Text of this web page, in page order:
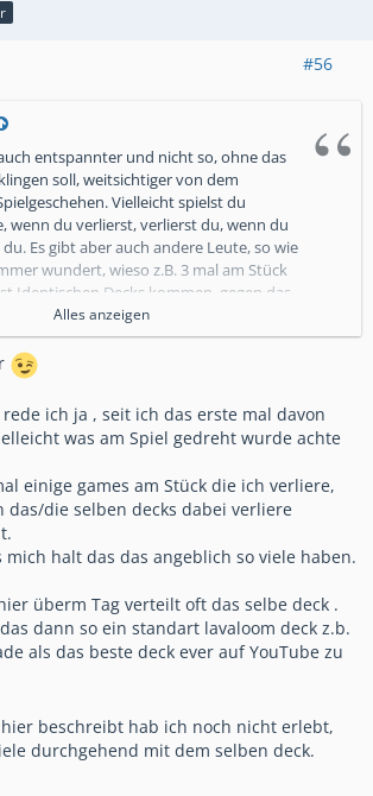
#56
entspannter und nicht so, ohne das
soll, weitsichtiger von dem
Vielleicht spielst du
wenn du verlierst, verlierst du, wenn du
Es gibt aber auch andere Leute, so wie
wundert, wieso z.B. 3 mal am Stück
Identischen Decks kommen, gegen das
bzw es sehr sehr schwierig hattest zu
z.B. gegen ein Deck, kommen
Identische Decks gegen die ich
Chance hatte.
aber es kann doch nicht sein, bei so
dass Matchmaking dir ernsthaft 3 oder
Decks als Gegner präsentiert...
reiner Zufall sein, wie deine Gegner
dann ist in meinen Augen definitiv von
Alles anzeigen
ich ja , seit ich das erste mal davon
was am Spiel gedreht wurde achte
einige games am Stück die ich verliere,
das/die selben decks dabei verliere
halt das das angeblich so viele haben.
überm Tag verteilt oft das selbe deck .
dann so ein standart lavaloom deck z.b.
als das beste deck ever auf YouTube zu
beschreibt hab ich noch nicht erlebt,
durchgehend mit dem selben deck.